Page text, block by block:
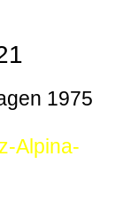
1975
Alpina-